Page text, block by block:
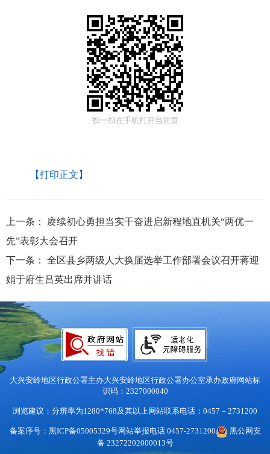
扫一扫在手机打开当前页
【打印正文】
上一条：
赓续初心勇担当实干奋进启新程地直机关“两优一
先”表彰大会召开
下一条：
全区县乡两级人大换届选举工作部署会议召开蒋迎
娟于府生吕英出席并讲话
大兴安岭地区行政公署主办大兴安岭地区行政公署办公室承办政府网站标
识码：2327000040
浏览建议：分辨率为1280*768及其以上网站联系电话：0457－2731200
备案序号：黑ICP备05005329号网站举报电话 0457-2731200
黑公网安
备 23272202000013号